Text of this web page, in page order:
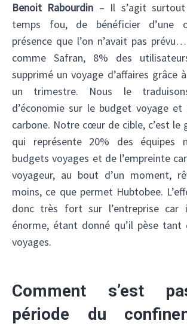
Benoit Rabourdin – Il s’agit
temps fou, de bénéficier d’une
présence que l’on n’avait pas
comme Safran, 8% des
supprimé un voyage d’affaires grâce
un trimestre. Nous le
d’économie sur le budget voyage et
carbone. Notre cœur de cible, c’est le
qui représente 20% des équipes
budgets voyages et de l’empreinte
voyageur, au bout d’un moment,
moins, ce que permet Hubtobee.
donc très fort sur l’entreprise
énorme, étant donné qu’il pèse tant
voyages.
Comment s’est
période du